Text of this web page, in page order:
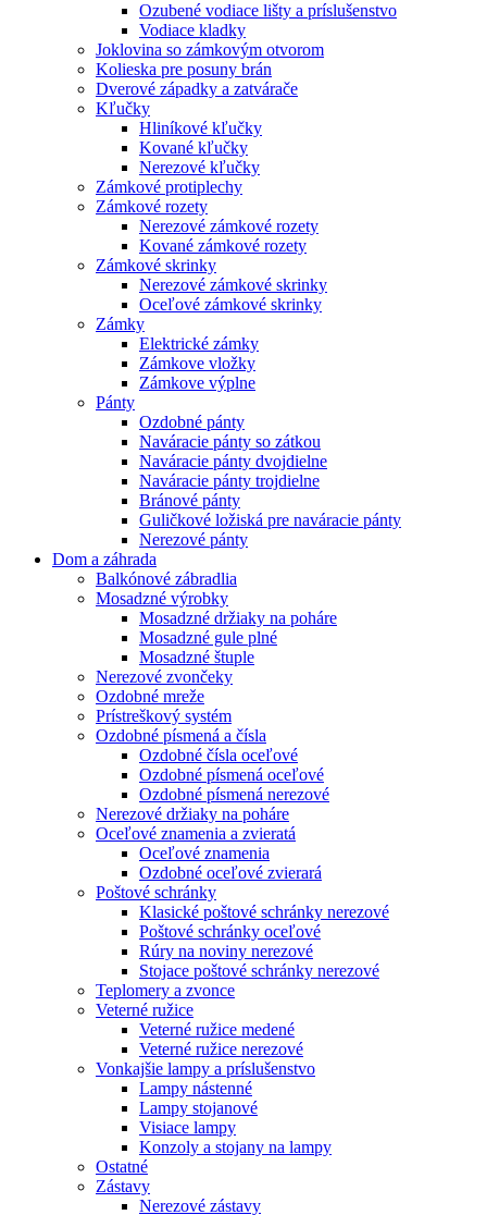
Ozubené vodiace lišty a príslušenstvo
Vodiace kladky
Joklovina so zámkovým otvorom
Kolieska pre posuny brán
Dverové západky a zatvárače
Kľučky
Hliníkové kľučky
Kované kľučky
Nerezové kľučky
Zámkové protiplechy
Zámkové rozety
Nerezové zámkové rozety
Kované zámkové rozety
Zámkové skrinky
Nerezové zámkové skrinky
Oceľové zámkové skrinky
Zámky
Elektrické zámky
Zámkove vložky
Zámkove výplne
Pánty
Ozdobné pánty
Naváracie pánty so zátkou
Naváracie pánty dvojdielne
Naváracie pánty trojdielne
Bránové pánty
Guličkové ložiská pre naváracie pánty
Nerezové pánty
Dom a záhrada
Balkónové zábradlia
Mosadzné výrobky
Mosadzné držiaky na poháre
Mosadzné gule plné
Mosadzné štuple
Nerezové zvončeky
Ozdobné mreže
Prístreškový systém
Ozdobné písmená a čísla
Ozdobné čísla oceľové
Ozdobné písmená oceľové
Ozdobné písmená nerezové
Nerezové držiaky na poháre
Oceľové znamenia a zvieratá
Oceľové znamenia
Ozdobné oceľové zvierará
Poštové schránky
Klasické poštové schránky nerezové
Poštové schránky oceľové
Rúry na noviny nerezové
Stojace poštové schránky nerezové
Teplomery a zvonce
Veterné ružice
Veterné ružice medené
Veterné ružice nerezové
Vonkajšie lampy a príslušenstvo
Lampy nástenné
Lampy stojanové
Visiace lampy
Konzoly a stojany na lampy
Ostatné
Zástavy
Nerezové zástavy